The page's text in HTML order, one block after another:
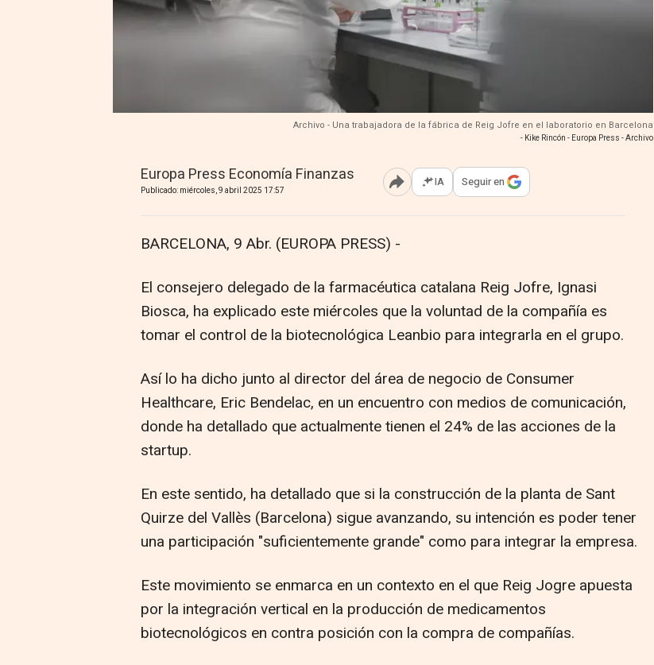
Archivo - Una trabajadora de la fábrica de Reig Jofre en el laboratorio en Barcelona
- Kike Rincón - Europa Press - Archivo
Europa Press Economía Finanzas
Publicado: miércoles, 9 abril 2025 17:57 Abrir opciones para compartir
IA Seguir en
BARCELONA, 9 Abr. (EUROPA PRESS) -
El consejero delegado de la farmacéutica catalana Reig Jofre, Ignasi
Biosca, ha explicado este miércoles que la voluntad de la compañía es
tomar el control de la biotecnológica Leanbio para integrarla en el grupo.
Así lo ha dicho junto al director del área de negocio de Consumer
Healthcare, Eric Bendelac, en un encuentro con medios de comunicación,
donde ha detallado que actualmente tienen el 24% de las acciones de la
startup.
En este sentido, ha detallado que si la construcción de la planta de Sant
Quirze del Vallès (Barcelona) sigue avanzando, su intención es poder tener
una participación "suficientemente grande" como para integrar la empresa.
Este movimiento se enmarca en un contexto en el que Reig Jogre apuesta
por la integración vertical en la producción de medicamentos
biotecnológicos en contra posición con la compra de compañías.